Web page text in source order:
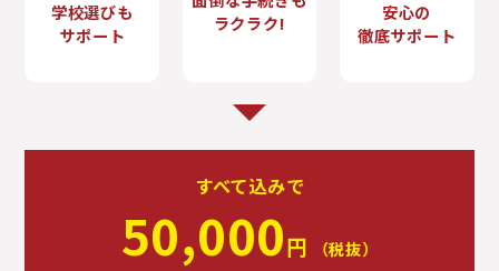
学校選びも
サポート
ラクラク!
安心の
徹底サポート
すべて込みで
50,000円 （税抜）